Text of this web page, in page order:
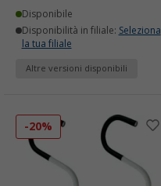
Disponibile
Disponibilità in filiale: Seleziona
la tua filiale
Altre versioni disponibili
-20%